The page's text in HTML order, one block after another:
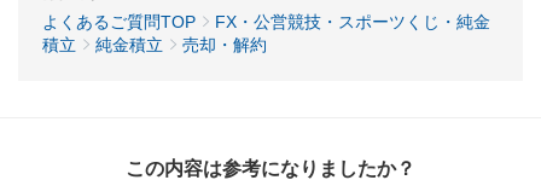
よくあるご質問TOP
FX・公営競技・スポーツくじ・純金
積立
純金積立 売却・解約
この内容は参考になりましたか？